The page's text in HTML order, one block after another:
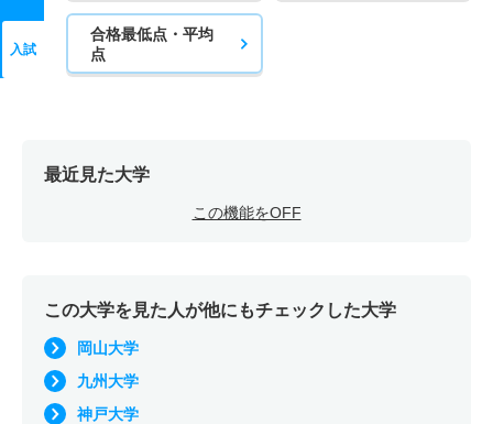
入試
合格最低点・平均
点
最近見た大学
この機能をOFF
この大学を見た人が他にもチェックした大学
岡山大学
九州大学
神戸大学